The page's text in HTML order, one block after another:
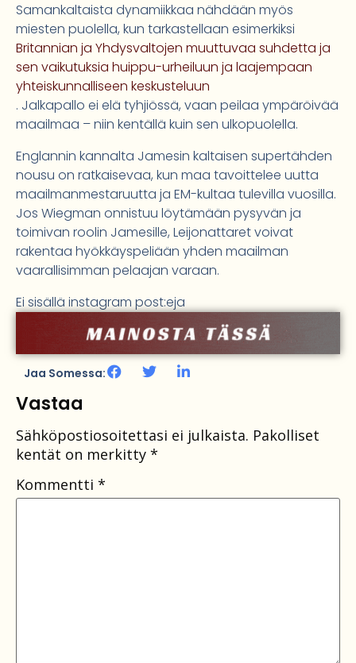
Samankaltaista dynamiikkaa nähdään myös
miesten puolella, kun tarkastellaan esimerkiksi
Britannian ja Yhdysvaltojen muuttuvaa suhdetta ja
sen vaikutuksia huippu-urheiluun ja laajempaan
yhteiskunnalliseen keskusteluun
. Jalkapallo ei elä tyhjiössä, vaan peilaa ympäröivää
maailmaa – niin kentällä kuin sen ulkopuolella.
Englannin kannalta Jamesin kaltaisen supertähden
nousu on ratkaisevaa, kun maa tavoittelee uutta
maailmanmestaruutta ja EM-kultaa tulevilla vuosilla.
Jos Wiegman onnistuu löytämään pysyvän ja
toimivan roolin Jamesille, Leijonattaret voivat
rakentaa hyökkäyspeliään yhden maailman
vaarallisimman pelaajan varaan.
Ei sisällä instagram post:eja
Jaa Somessa:
Vastaa
Sähköpostiosoitettasi ei julkaista. Pakolliset
kentät on merkitty *
Kommentti *